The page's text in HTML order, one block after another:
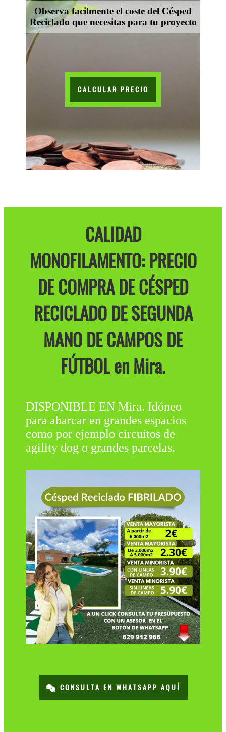
Observa facilmente el coste del Césped
Reciclado que necesitas para tu proyecto
CALCULAR PRECIO
CALIDAD
MONOFILAMENTO: PRECIO
DE COMPRA DE CÉSPED
RECICLADO DE SEGUNDA
MANO DE CAMPOS DE
FÚTBOL en Mira.
DISPONIBLE EN Mira. Idóneo
para abarcar en grandes espacios
como por ejemplo circuitos de
agility dog o grandes parcelas.
CONSULTA EN WHATSAPP AQUÍ